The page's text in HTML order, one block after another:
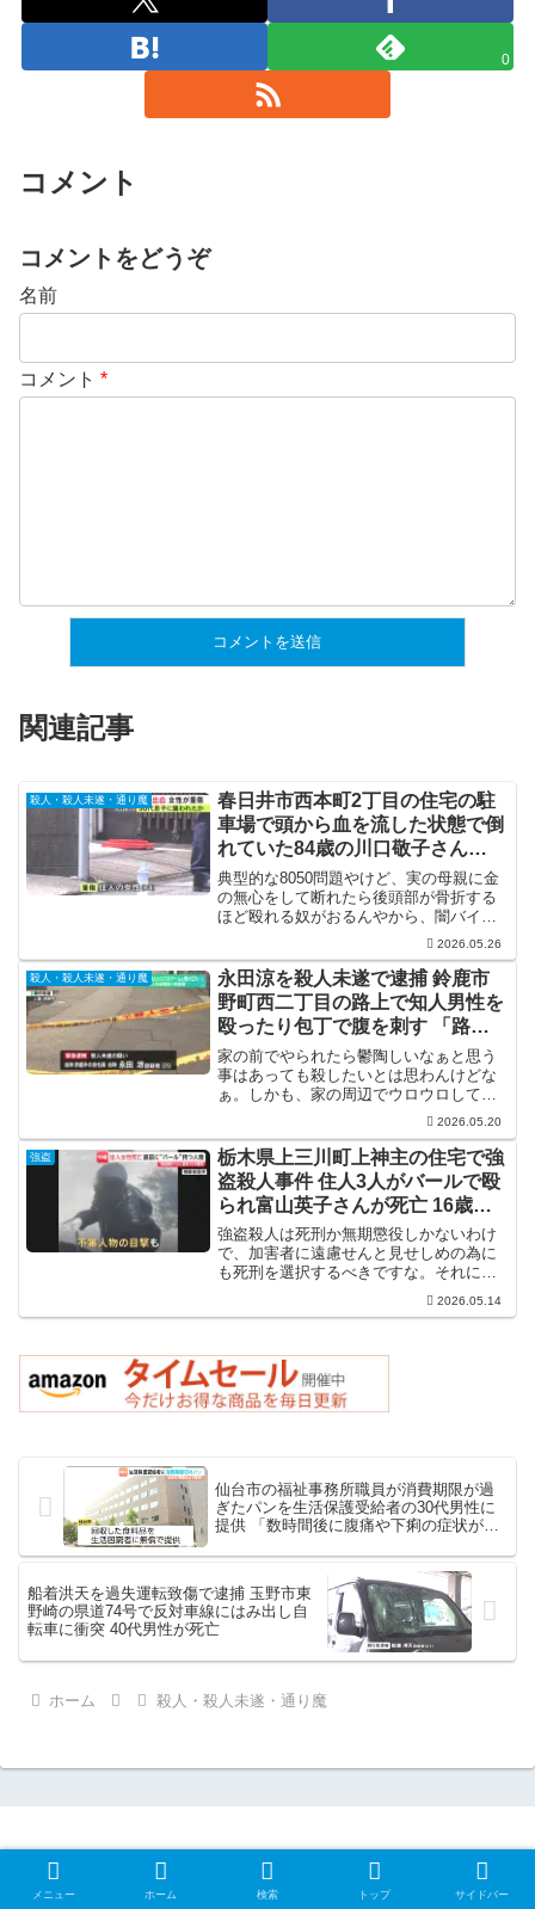
0
コメント
コメントをどうぞ
名前
コメント *
関連記事
殺人・殺人未遂・通り魔
春日井市西本町2丁目の住宅の駐
車場で頭から血を流した状態で倒
れていた84歳の川口敬子さん
「息子に殴られた」
典型的な8050問題やけど、実の母親に金
の無心をして断れたら後頭部が骨折する
ほど殴れる奴がおるんやから、闇バイト
が強盗先で人を殺しても何とも思わんの
も当然か。それにしても、母親にこれだ
けの暴行を加える体力があるのに何で働
かんのかね。
2026.05.26
殺人・殺人未遂・通り魔
永田涼を殺人未遂で逮捕 鈴鹿市
野町西二丁目の路上で知人男性を
殴ったり包丁で腹を刺す 「路上
のスマホゲームに腹が立った」
家の前でやられたら鬱陶しいなぁと思う
事はあっても殺したいとは思わんけどな
ぁ。しかも、家の周辺でウロウロしてる
だけで何で殺意がわくんやろな。被害者
よく分からんけど。
2026.05.20
強盗
栃木県上三川町上神主の住宅で強
盗殺人事件 住人3人がバールで殴
られ富山英子さんが死亡 16歳少
年の身柄確保
強盗殺人は死刑か無期懲役しかないわけ
で、加害者に遠慮せんと見せしめの為に
も死刑を選択するべきですな。それにし
ても、素人やから犯行が荒っぽいとか、
そういうレベルを通り越して、見ず知ら
2026.05.14
仙台市の福祉事務所職員が消費期限が過
ぎたパンを生活保護受給者の30代男性に
提供 「数時間後に腹痛や下痢の症状が出
船着洪天を過失運転致傷で逮捕 玉野市東
野崎の県道74号で反対車線にはみ出し自
転車に衝突 40代男性が死亡
ホーム 殺人・殺人未遂・通り魔
メニュー ホーム 検索 トップ サイドバー